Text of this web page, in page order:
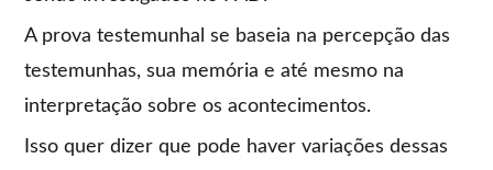
A prova testemunhal se baseia na percepção das
testemunhas, sua memória e até mesmo na
interpretação sobre os acontecimentos.
Isso quer dizer que pode haver variações dessas